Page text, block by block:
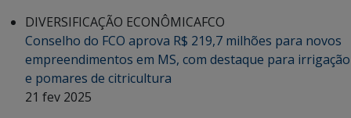
DIVERSIFICAÇÃO ECONÔMICAFCO
Conselho do FCO aprova R$ 219,7 milhões para novos
empreendimentos em MS, com destaque para irrigação
e pomares de citricultura
21 fev 2025